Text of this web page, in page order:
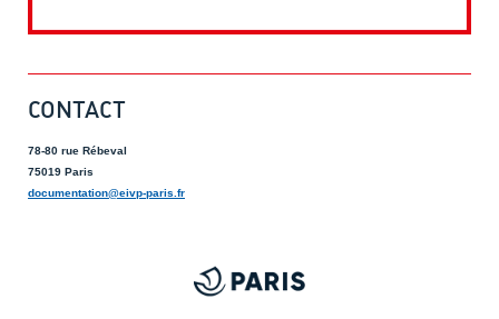
CONTACT
78-80 rue Rébeval
75019 Paris
documentation@eivp-paris.fr